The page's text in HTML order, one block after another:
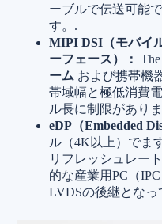
ーブルで伝送可能
す。.
MIPI DSI（モバイ
ーフェース）：
ーム および携帯機
帯域幅と極低消費
ル長に制限があり
eDP（Embedded
ル（4K以上）でま
リフレッシュレー
的な産業用PC（
LVDSの後継となっ